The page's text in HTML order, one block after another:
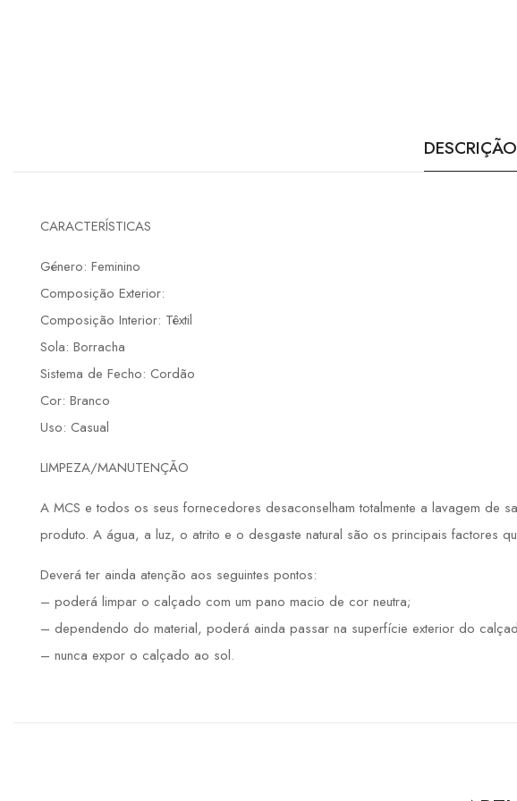
DESCRIÇÃO
CARACTERÍSTICAS
Género: Feminino
Composição Exterior:
Composição Interior: Têxtil
Sola: Borracha
Sistema de Fecho: Cordão
Cor: Branco
Uso: Casual
LIMPEZA/MANUTENÇÃO
A MCS e todos os seus fornecedores desaconselham totalmente a lavagem
produto. A água, a luz, o atrito e o desgaste natural são os principais factores
Deverá ter ainda atenção aos seguintes pontos:
– poderá limpar o calçado com um pano macio de cor neutra;
– dependendo do material, poderá ainda passar na superfície exterior do
– nunca expor o calçado ao sol.